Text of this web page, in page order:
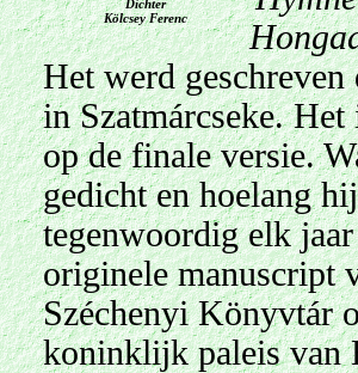
Dichter
Kölcsey Ferenc
Het werd
in Szatmárcseke.
op de finale versie.
gedicht en hoelang
tegenwoordig elk
originele manuscript
Széchenyi Könyvtár
koninklijk paleis van